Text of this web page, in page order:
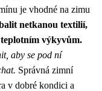
je vhodné na zimu
netkanou textilií,
výkyvům.
aby se pod ní
Správná zimní
v dobré kondici a